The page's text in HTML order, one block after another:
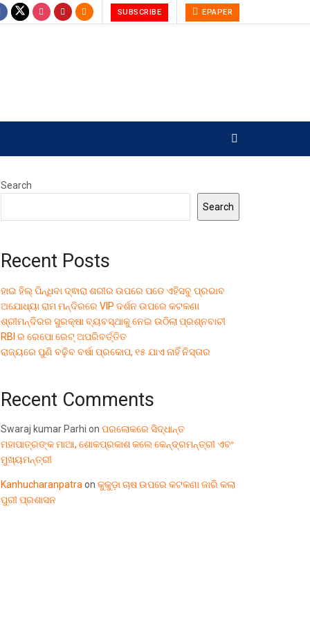
SUBSCRIBE EPAPER
Search
Search
Recent Posts
ହାଇ ହିଲ୍ ପିନ୍ଧିବା ଦ୍ଵାରା ଶରୀର ଉପରେ ପଡେ ଏହିସବୁ ପ୍ରଭାବ
ଅଯୋଧ୍ୟା ରାମ ମନ୍ଦିରରେ VIP ଦର୍ଶନ ଉପରେ କଟକଣା
ଶ୍ରୀମନ୍ଦିରର ସୁରକ୍ଷା ବ୍ୟବସ୍ଥାକୁ ନେଇ ଉଠିଲା ପ୍ରଶ୍ନବାଚୀ
RBI ର ରେପୋ ରେଟ୍ ଅପରିବର୍ତ୍ତିତ
ରାଜ୍ୟରେ ପୁଣି ବଢ଼ିବ ବର୍ଷା ପ୍ରକୋପ, ୧୫ ଯାଏ ନାହିଁ ନିସ୍ତାର
Recent Comments
Swaraj kumar Parhi on ପରଲୋକରେ ସିଦ୍ଧାନ୍ତ
ମହାପାତ୍ରଙ୍କ ମାଆ, ଶୋକପ୍ରକାଶ କଲେ କେନ୍ଦ୍ରମନ୍ତ୍ରୀ ଏବଂ
ମୁଖ୍ୟମନ୍ତ୍ରୀ
Kanhucharanpatraon କୁକୁଡ଼ା ଚାଷ ଉପରେ କଟକଣା ଜାରି କଲା
ପୁରୀ ପ୍ରଶାସନ